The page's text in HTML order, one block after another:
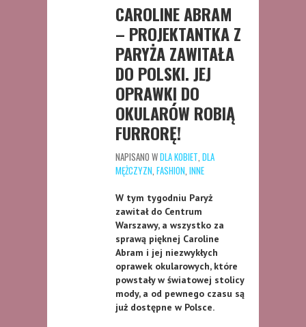
CAROLINE ABRAM
– PROJEKTANTKA Z
PARYŻA ZAWITAŁA
DO POLSKI. JEJ
OPRAWKI DO
OKULARÓW ROBIĄ
FURRORĘ!
NAPISANO WDLA KOBIET DLA
MĘŻCZYZN FASHION INNE
W tym tygodniu Paryż
zawitał do Centrum
Warszawy, a wszystko za
sprawą pięknej Caroline
Abram i jej niezwykłych
oprawek okularowych, które
powstały w światowej stolicy
mody, a od pewnego czasu są
już dostępne w Polsce.